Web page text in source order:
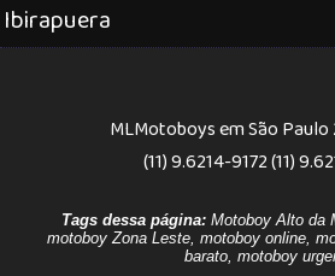
Ibirapuera
MLMotoboys em São
(11) 9.6214-9172 (11)
Tags dessa página:Motoboy Alto da
motoboy Zona Leste, motoboy online,
barato, motoboy